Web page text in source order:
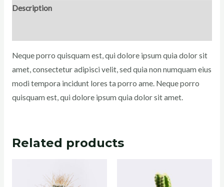
Description
Neque porro quisquam est, qui dolore ipsum quia dolor sit
amet, consectetur adipisci velit, sed quia non numquam eius
modi tempora incidunt lores ta porro ame. Neque porro
quisquam est, qui dolore ipsum quia dolor sit amet.
Related products